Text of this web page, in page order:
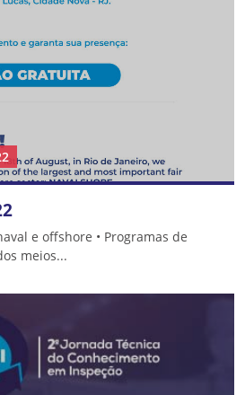
e offshore • Programas de
meios...